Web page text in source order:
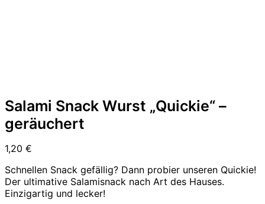
Salami Snack Wurst „Quickie“ –
geräuchert
1,20 €
Schnellen Snack gefällig? Dann probier unseren Quickie!
Der ultimative Salamisnack nach Art des Hauses.
Einzigartig und lecker!